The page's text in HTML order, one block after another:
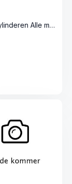
Lås for Sylinderen Alle modeller Pølsestappere